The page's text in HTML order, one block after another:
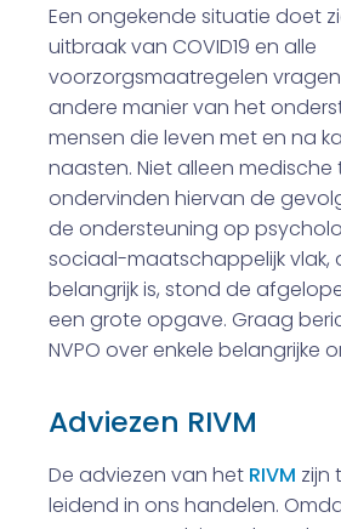
Een ongekende situatie doet
uitbraak van COVID19 en alle
voorzorgsmaatregelen
andere manier van het
mensen die leven met en na
naasten. Niet alleen
ondervinden hiervan de
de ondersteuning op
sociaal-maatschappelijk vlak,
belangrijk is, stond de
een grote opgave. Graag
NVPO over enkele belangrijke
Adviezen RIVM
De adviezen van het RIVM zijn
leidend in ons handelen.